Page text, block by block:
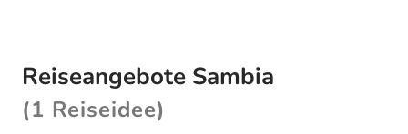
Reiseangebote Sambia
(1 Reiseidee)